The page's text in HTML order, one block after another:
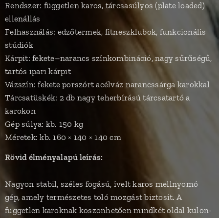
Rendszer: független karos, tárcsasúlyos (plate loaded)
ellenállás
Felhasználás: edzőtermek, fitneszklubok, funkcionális
stúdiók
Kárpit: fekete–narancs színkombináció, nagy sűrűségű,
tartós ipari kárpit
Vázszín: fekete porszórt acélváz narancssárga karokkal
Tárcsatüskék: 2 db nagy teherbírású tárcsatartó a
karokon
Gép súlya: kb. 150 kg
Méretek: kb. 160 × 140 × 140 cm
Rövid élményalapú leírás:
Nagyon stabil, széles fogású, ívelt karos mellnyomó
gép, amely természetes toló mozgást biztosít. A
független karoknak köszönhetően mindkét oldal külön-